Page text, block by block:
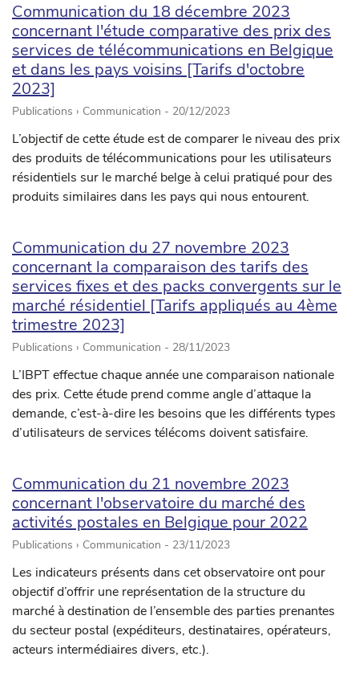
Communication du 18 décembre 2023
concernant l'étude comparative des prix des
services de télécommunications en Belgique
et dans les pays voisins [Tarifs d'octobre
2023]
Publications › Communication - 20/12/2023
L’objectif de cette étude est de comparer le niveau des prix
des produits de télécommunications pour les utilisateurs
résidentiels sur le marché belge à celui pratiqué pour des
produits similaires dans les pays qui nous entourent.
Communication du 27 novembre 2023
concernant la comparaison des tarifs des
services fixes et des packs convergents sur le
marché résidentiel [Tarifs appliqués au 4ème
trimestre 2023]
Publications › Communication - 28/11/2023
L’IBPT effectue chaque année une comparaison nationale
des prix. Cette étude prend comme angle d’attaque la
demande, c’est-à-dire les besoins que les différents types
d’utilisateurs de services télécoms doivent satisfaire.
Communication du 21 novembre 2023
concernant l'observatoire du marché des
activités postales en Belgique pour 2022
Publications › Communication - 23/11/2023
Les indicateurs présents dans cet observatoire ont pour
objectif d’offrir une représentation de la structure du
marché à destination de l’ensemble des parties prenantes
du secteur postal (expéditeurs, destinataires, opérateurs,
acteurs intermédiaires divers, etc.).